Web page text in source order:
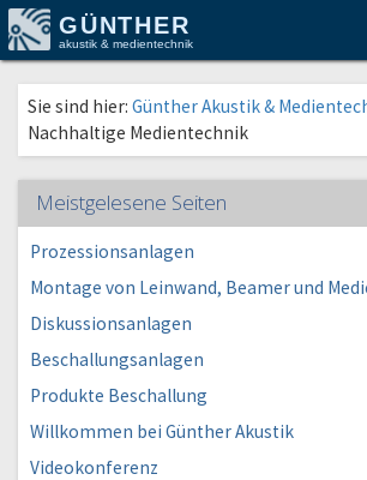
GÜNTHER
akustik & medientechnik
Sie sind hier: Günther Akustik &
Nachhaltige Medientechnik
Meistgelesene Seiten
Prozessionsanlagen
Montage von Leinwand, Beamer und
Diskussionsanlagen
Beschallungsanlagen
Produkte Beschallung
Willkommen bei Günther Akustik
Videokonferenz